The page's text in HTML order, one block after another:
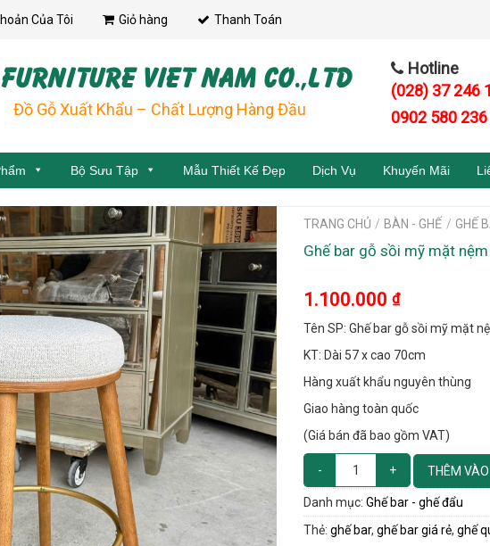
Của Tôi Giỏ hàng Thanh Toán
VIET NAM CO.,LTD
Đồ Gỗ Xuất Khẩu – Chất Lượng Hàng Đầu
Hotline
(028) 37 246
0902 580 236
Bộ Sưu Tập Mẫu Thiết Kế Đẹp Dịch Vụ Khuyến Mãi
TRANG CHỦ / BÀN - GHẾ / GHẾ
Ghế bar gỗ sồi mỹ mặt nệm
1.100.000 ₫
Tên SP: Ghế bar gỗ sồi mỹ mặt
KT: Dài 57 x cao 70cm
Hàng xuất khẩu nguyên thùng
Giao hàng toàn quốc
(Giá bán đã bao gồm VAT)
THÊM VÀO
Danh mục: Ghế bar - ghế đẩu
Thẻ: ghế bar, ghế bar giá rẻ, ghế